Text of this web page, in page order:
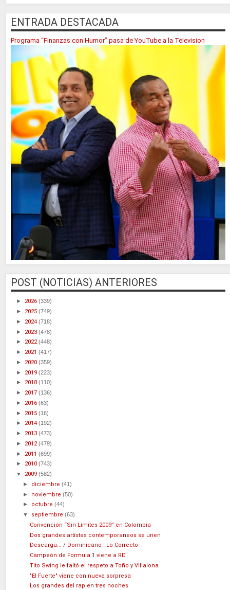
ENTRADA DESTACADA
Programa “Finanzas con Humor” pasa de YouTube a la Television
POST (NOTICIAS) ANTERIORES
► 2026 (339)
► 2025 (749)
► 2024 (718)
► 2023 (478)
► 2022(448)
► 2021 (417)
► 2020 (359)
► 2019 (223)
► 2018 (110)
► 2017 (136)
► 2016 (63)
► 2015 (16)
► 2014 (192)
► 2013 (473)
► 2012(479)
► 2011 (699)
► 2010 (743)
▼ 2009 (582)
► diciembre(41)
► noviembre(50)
► octubre(44)
▼ septiembre(63)
Convención “Sin Límites 2009” en Colombia
Dos grandes artístas contemporaneos se unen
Descarga... / Dominicano - Lo Correcto
Campeón de Formula 1 viene a RD
Tito Swing le faltó el respeto a Toño y Villalona
"El Fuerte" viene con nueva sorpresa
Los grandes del rap en tres noches